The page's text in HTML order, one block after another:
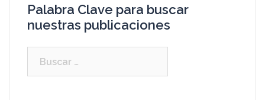
Palabra Clave para buscar
nuestras publicaciones